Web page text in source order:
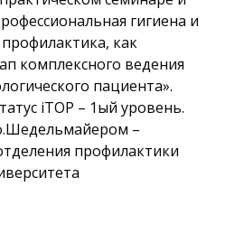
гигиена и
как
комплексного ведения
пациента».
iTOP – 1ый уровень.
–
профилактики